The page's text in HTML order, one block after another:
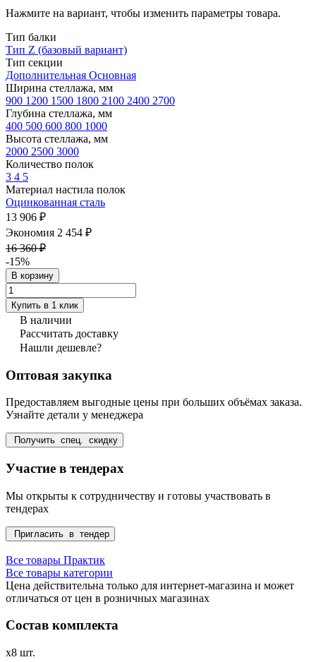
Нажмите на вариант, чтобы изменить параметры товара.
Тип балки
Тип Z (базовый вариант)
Тип секции
Дополнительная Основная
Ширина стеллажа, мм
900 1200 1500 1800 2100 2400 2700
Глубина стеллажа, мм
400 500 600 800 1000
Высота стеллажа, мм
2000 2500 3000
Количество полок
3 4 5
Материал настила полок
Оцинкованная сталь
13 906 ₽
Экономия 2 454 ₽
16 360 ₽
-15%
В корзину
Купить в 1 клик
В наличии
Рассчитать доставку
Нашли дешевле?
Оптовая закупка
Предоставляем выгодные цены при больших объёмах заказа.
Узнайте детали у менеджера
Получить спец. скидку
Участие в тендерах
Мы открыты к сотрудничеству и готовы участвовать в
тендерах
Пригласить в тендер
Все товары Практик
Все товары категории
Цена действительна только для интернет-магазина и может
отличаться от цен в розничных магазинах
Состав комплекта
x8 шт.